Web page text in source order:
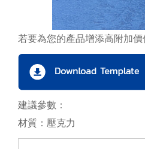
若要為您的產品增添高附加
建議參數：
材質：壓克力